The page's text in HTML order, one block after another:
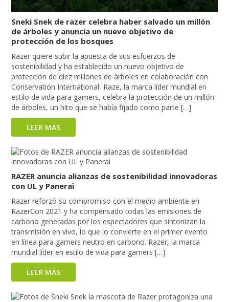
Sneki Snek de razer celebra haber salvado un millón
de árboles y anuncia un nuevo objetivo de
protección de los bosques
Razer quiere subir la apuesta de sus esfuerzos de
sostenibilidad y ha establecido un nuevo objetivo de
protección de diez millones de árboles en colaboración con
Conservation International Raze, la marca líder mundial en
estilo de vida para gamers, celebra la protección de un millón
de árboles, un hito que se había fijado como parte […]
LEER MÁS
RAZER anuncia alianzas de sostenibilidad innovadoras
con UL y Panerai
Razer reforzó su compromiso con el medio ambiente en
RazerCon 2021 y ha compensado todas las emisiones de
carbono generadas por los espectadores que sintonizan la
transmisión en vivo, lo que lo convierte en el primer evento
en línea para gamers neutro en carbono. Razer, la marca
mundial líder en estilo de vida para gamers […]
LEER MÁS